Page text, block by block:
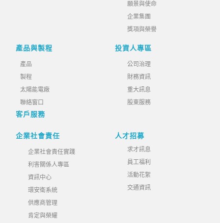
願景與使命
企業集團
獎項與榮譽
產品與製程
產品
製程
太陽能電廠
聯絡窗口
客戶服務
投資人專區
公司治理
財務資訊
重大訊息
股東服務
企業社會責任
企業社會責任實踐
利害關係人專區
資訊中心
環安衛系統
供應商管理
肯定與榮耀
人才招募
求才訊息
員工福利
活動花絮
交通資訊